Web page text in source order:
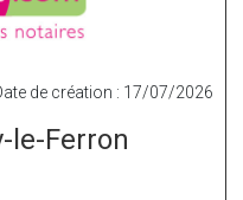
de création : 17/07/2026
le-Ferron